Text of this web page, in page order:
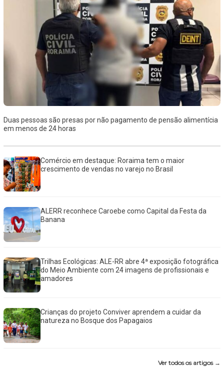
Duas pessoas são presas por não pagamento de pensão alimentícia
em menos de 24 horas
Comércio em destaque: Roraima tem o maior
crescimento de vendas no varejo no Brasil
ALERR reconhece Caroebe como Capital da Festa da
Banana
Trilhas Ecológicas: ALE-RR abre 4ª exposição fotográfica
do Meio Ambiente com 24 imagens de profissionais e
amadores
Crianças do projeto Conviver aprendem a cuidar da
natureza no Bosque dos Papagaios
Ver todos os artigos →